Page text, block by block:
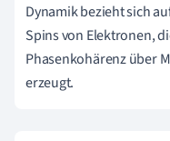
Dynamik bezieht sich
Spins von Elektronen,
Phasenkohärenz über
erzeugt.